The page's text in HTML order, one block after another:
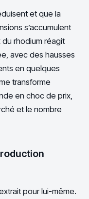
et que la
s’accumulent
du rhodium réagit
avec des hausses
en quelques
transforme
en choc de prix,
et le nombre
pour lui-même.